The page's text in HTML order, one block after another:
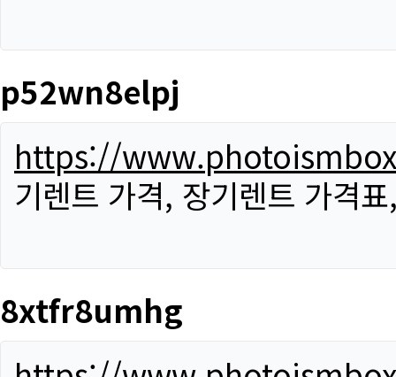
p52wn8elpj
https://
기렌트 가격, 장기렌트 가격
8xtfr8umhg